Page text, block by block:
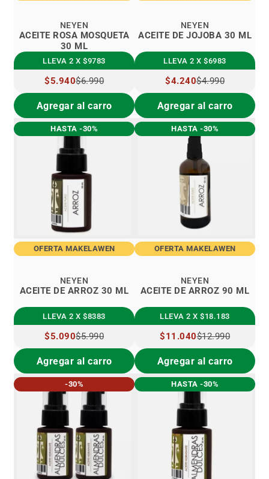
ACEITE ROSA MOSQUETA
30 ML
NEYEN
LLEVA 2 X $9783
PRECIO
ESPECIAL
$5.940$6.990
Agregar al carro
ACEITE DE JOJOBA 30 ML
NEYEN
LLEVA 2 X $6983
PRECIO
ESPECIAL
$4.240$4.990
Agregar al carro
HASTA -30%
OFERTA MAKELAWEN
ACEITE DE ARROZ 30 ML
NEYEN
LLEVA 2 X $8383
PRECIO
ESPECIAL
$5.090$5.990
Agregar al carro
HASTA -30%
OFERTA MAKELAWEN
ACEITE DE ARROZ 90 ML
NEYEN
LLEVA 2 X $18.183
PRECIO
ESPECIAL
$11.040$12.990
Agregar al carro
-30% HASTA -30%